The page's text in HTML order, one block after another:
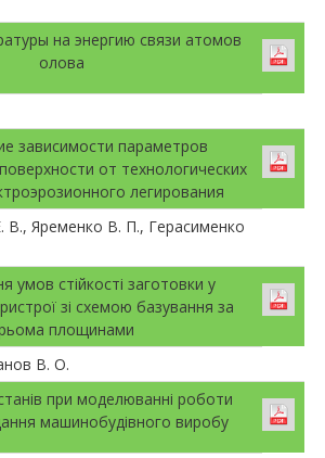
на энергию связи атомов
олова
зависимости параметров
от технологических
легирования
В., Яременко В. П., Герасименко
умов стійкості заготовки у
зі схемою базування за
площинами
В. О.
при моделюванні роботи
машинобудівного виробу